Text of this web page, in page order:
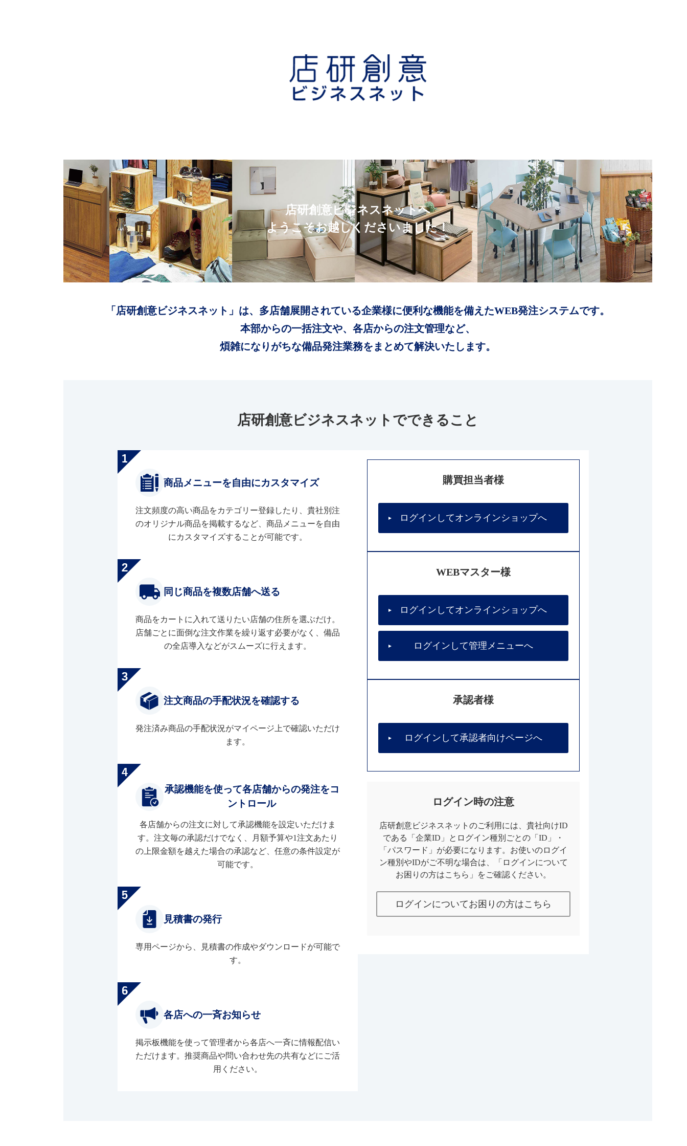
店研創意ビジネスネットへ
ようこそお越しくださいました！
「店研創意ビジネスネット」は、多店舗展開されている企業様に便利な機能を備えたWEB発注システムです。
本部からの一括注文や、各店からの注文管理など、
煩雑になりがちな備品発注業務をまとめて解決いたします。
店研創意ビジネスネットでできること
商品メニューを自由にカスタマイズ
注文頻度の高い商品をカテゴリー登録したり、貴社別注
のオリジナル商品を掲載するなど、商品メニューを自由
にカスタマイズすることが可能です。
同じ商品を複数店舗へ送る
商品をカートに入れて送りたい店舗の住所を選ぶだけ。
店舗ごとに面倒な注文作業を繰り返す必要がなく、備品
の全店導入などがスムーズに行えます。
注文商品の手配状況を確認する
発注済み商品の手配状況がマイページ上で確認いただけ
ます。
承認機能を使って各店舗からの発注をコ
ントロール
各店舗からの注文に対して承認機能を設定いただけま
す。注文毎の承認だけでなく、月額予算や1注文あたり
の上限金額を越えた場合の承認など、任意の条件設定が
可能です。
見積書の発行
専用ページから、見積書の作成やダウンロードが可能で
す。
各店への一斉お知らせ
掲示板機能を使って管理者から各店へ一斉に情報配信い
ただけます。推奨商品や問い合わせ先の共有などにご活
用ください。
購買担当者様
ログインしてオンラインショップへ
WEBマスター様
ログインしてオンラインショップへ
ログインして管理メニューへ
承認者様
ログインして承認者向けページへ
ログイン時の注意
店研創意ビジネスネットのご利用には、貴社向けID
である「企業ID」とログイン種別ごとの「ID」・
「パスワード」が必要になります。お使いのログイ
ン種別やIDがご不明な場合は、「ログインについて
お困りの方はこちら」をご確認ください。
ログインについてお困りの方はこちら